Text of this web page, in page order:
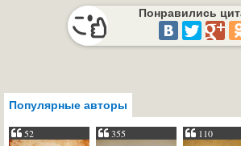
Понравились
Популярные авторы
52 355 110